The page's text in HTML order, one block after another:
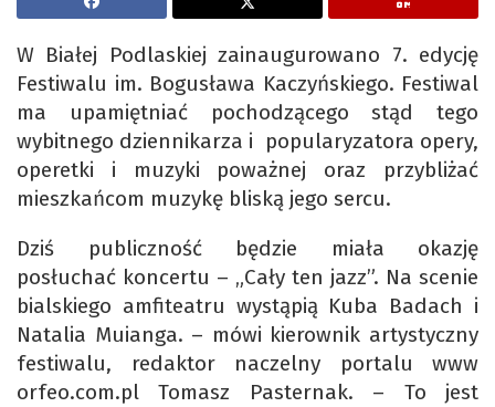
W Białej Podlaskiej zainaugurowano 7. edycję
Festiwalu im. Bogusława Kaczyńskiego. Festiwal
ma upamiętniać pochodzącego stąd tego
wybitnego dziennikarza i popularyzatora opery,
operetki i muzyki poważnej oraz przybliżać
mieszkańcom muzykę bliską jego sercu.
Dziś publiczność będzie miała okazję
posłuchać koncertu – „Cały ten jazz”. Na scenie
bialskiego amfiteatru wystąpią Kuba Badach i
Natalia Muianga. – mówi kierownik artystyczny
festiwalu, redaktor naczelny portalu www
orfeo.com.pl Tomasz Pasternak. – To jest